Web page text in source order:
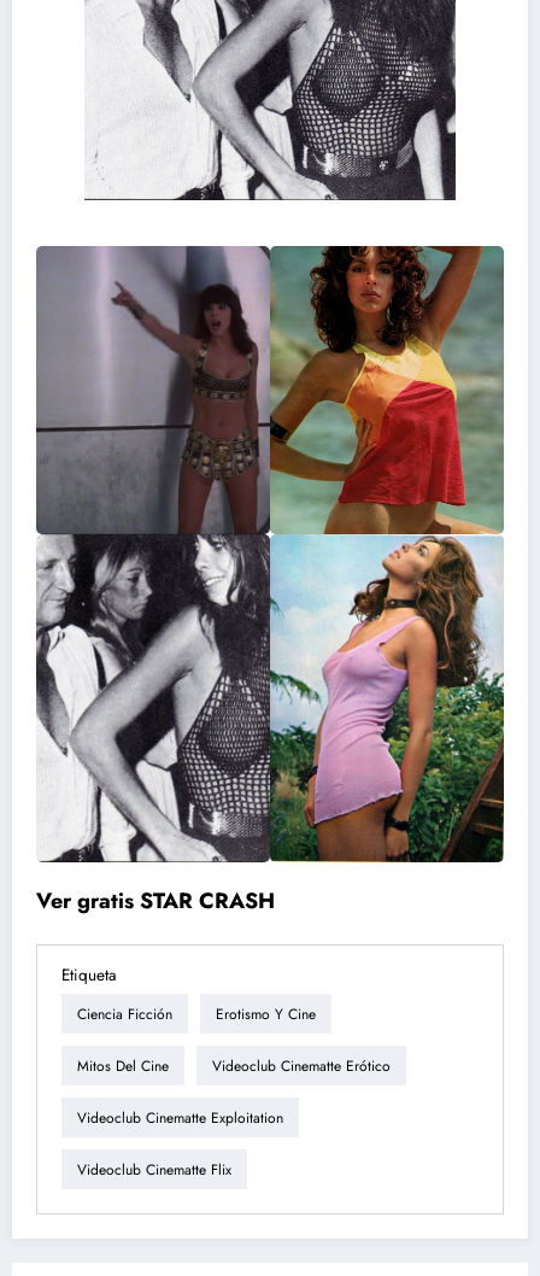
Ver gratis STAR CRASH
Etiqueta
Ciencia Ficción Erotismo Y Cine
Mitos Del Cine Videoclub Cinematte Erótico
Videoclub Cinematte Exploitation
Videoclub Cinematte Flix